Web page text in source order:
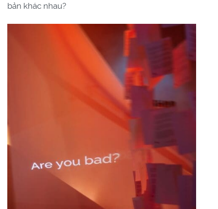
bản khác nhau?